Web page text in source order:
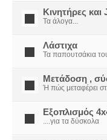
Κινητήρες και
Τα άλογα...
Λάστιχα
Τα παπουτσάκια
Μετάδοση ,
Ή πώς μεταφέρει
Εξοπλισμός
....για τα δύσκολα